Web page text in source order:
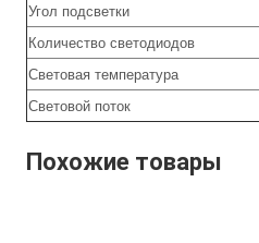
Угол подсветки
Количество светодиодов
Световая температура
Световой поток
Похожие товары